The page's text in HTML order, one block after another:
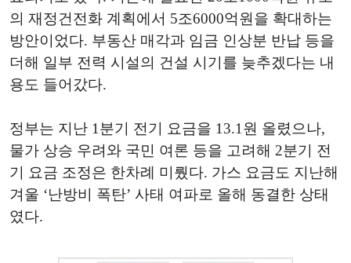
의 재정건전화 계획에서 5조6000억원을 확대하는
방안이었다. 부동산 매각과 임금 인상분 반납 등을
더해 일부 전력 시설의 건설 시기를 늦추겠다는 내
용도 들어갔다.
정부는 지난 1분기 전기 요금을 13.1원 올렸으나,
물가 상승 우려와 국민 여론 등을 고려해 2분기 전
기 요금 조정은 한차례 미뤘다. 가스 요금도 지난해
겨울 ‘난방비 폭탄’ 사태 여파로 올해 동결한 상태
였다.